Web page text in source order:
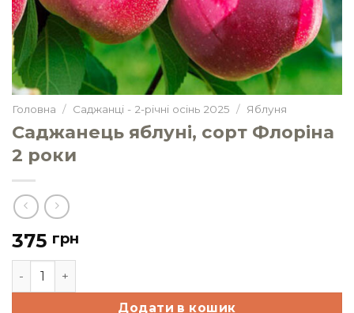
Головна / Саджанці - 2-річні осінь 2025 / Яблуня
Саджанець яблуні, сорт Флоріна
2 роки
375 грн
Саджанець яблуні, сорт Флоріна 2 роки кількість
Додати в кошик